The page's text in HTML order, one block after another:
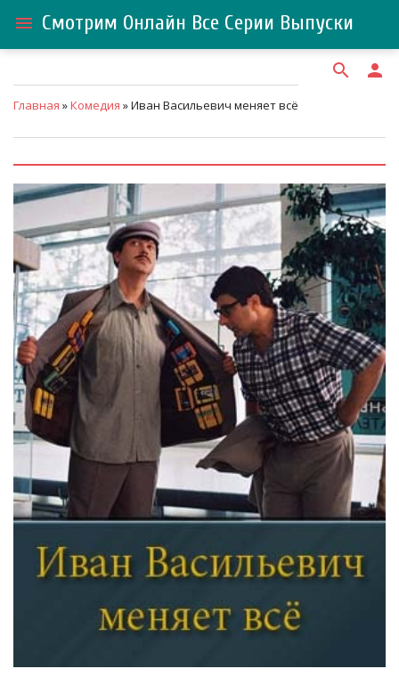
menu Смотрим Онлайн Все Серии Выпуски
search person
Главная »Комедия » Иван Васильевич меняет всё